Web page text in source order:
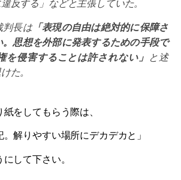
反する」などと主張していた。
判長は「表現の自由は絶対的に保障さ
思想を外部に発表するための手段で
を侵害することは許されない」
と述
た。
をしてもらう際は、
。解りやすい場所にデカデカと」
して下さい。